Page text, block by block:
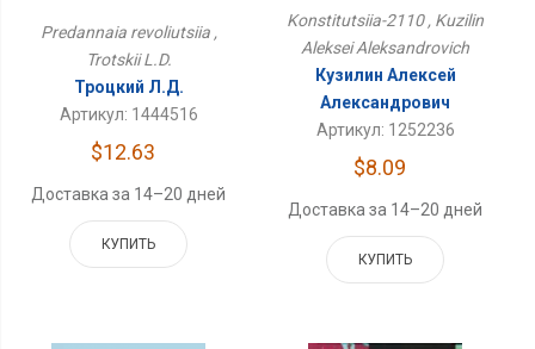
Predannaia revoliutsiia ,
Trotskii L.D.
Троцкий Л.Д.
Артикул: 1444516
$12.63
Доставка за 14–20 дней
КУПИТЬ
Konstitutsiia-2110 , Kuzilin
Aleksei Aleksandrovich
Кузилин Алексей
Александрович
Артикул: 1252236
$8.09
Доставка за 14–20 дней
КУПИТЬ